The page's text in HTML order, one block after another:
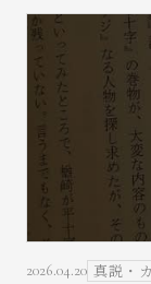
2026.04.20 真説・